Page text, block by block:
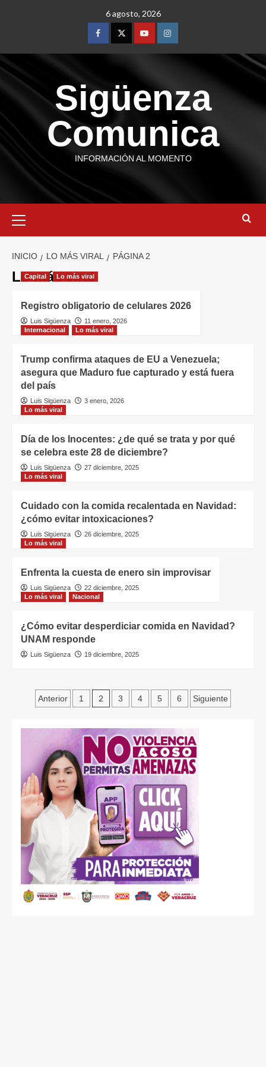
6 agosto, 2026
Sigüenza
Comunica
INFORMACIÓN AL MOMENTO
INICIO LO MÁS VIRAL PÁGINA 2
Lo más viral
Capital Lo más viral
Registro obligatorio de celulares 2026
Luis Sigüenza
11 enero, 2026
Internacional
Lo más viral
Trump confirma ataques de EU a Venezuela;
asegura que Maduro fue capturado y está fuera
del país
Luis Sigüenza
3 enero, 2026
Lo más viral
Día de los Inocentes: ¿de qué se trata y por qué
se celebra este 28 de diciembre?
Luis Sigüenza
27 diciembre, 2025
Lo más viral
Cuidado con la comida recalentada en Navidad:
¿cómo evitar intoxicaciones?
Luis Sigüenza
26 diciembre, 2025
Lo más viral
Enfrenta la cuesta de enero sin improvisar
Luis Sigüenza
22 diciembre, 2025
Lo más viral
Nacional
¿Cómo evitar desperdiciar comida en Navidad?
UNAM responde
Luis Sigüenza 19 diciembre, 2025
Anterior 1 2 3 4 5 6 Siguiente